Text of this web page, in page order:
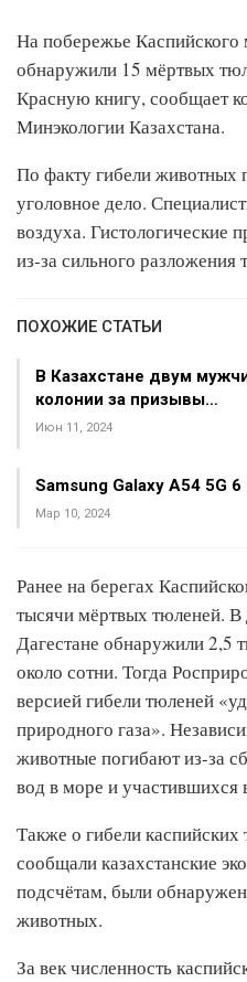
На побережье Каспийского
обнаружили 15 мёртвых
Красную книгу, сообщает
Минэкологии Казахстана.
По факту гибели животных
уголовное дело.
воздуха. Гистологические
из-за сильного разложения
ПОХОЖИЕ СТАТЬИ
В Казахстане двум
колонии за призывы…
Июн 11, 2024
Samsung Galaxy A54 5G
Мар 10, 2024
Ранее на берегах
тысячи мёртвых тюленей. В
Дагестане обнаружили 2,5
около сотни. Тогда
версией гибели тюленей
природного газа».
животные погибают из-за
вод в море и участившихся
Также о гибели
сообщали казахстанские
подсчётам, были
животных.
За век численность